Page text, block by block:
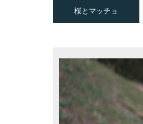
桜とマッチョ